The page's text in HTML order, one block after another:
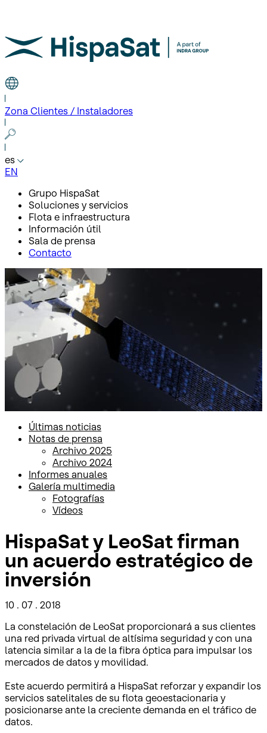
Zona Clientes / Instaladores
es
EN
Grupo HispaSat
Soluciones y servicios
Flota e infraestructura
Información útil
Sala de prensa
Contacto
Inicio Sala de prensa
Notas de prensa
Últimas noticias
Notas de prensa
Archivo 2025
Archivo 2024
Informes anuales
Galería multimedia
Fotografías
Vídeos
HispaSat y LeoSat firman
un acuerdo estratégico de
inversión
10 . 07 . 2018
La constelación de LeoSat proporcionará a sus clientes
una red privada virtual de altísima seguridad y con una
latencia similar a la de la fibra óptica para impulsar los
mercados de datos y movilidad.
Este acuerdo permitirá a HispaSat reforzar y expandir los
servicios satelitales de su flota geoestacionaria y
posicionarse ante la creciente demanda en el tráfico de
datos.